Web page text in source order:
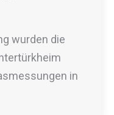
wurden die
in